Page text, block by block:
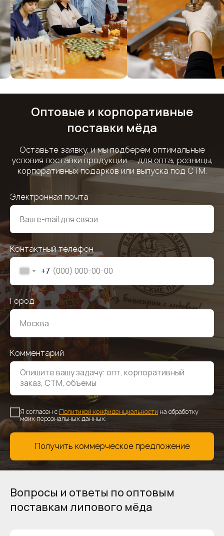
Оптовые и корпоративные
поставки мёда
Оставьте заявку, и мы подберём оптимальные
условия поставки продукции — для опта, розницы,
корпоративных подарков или выпуска под СТМ.
Электронная почта
Контактный телефон
+7
Город
Комментарий
Я согласен с Политикой конфиденциальности на обработку
моих персональных данных.
Получить коммерческое предложение
Вопросы и ответы по оптовым
поставкам липового мёда